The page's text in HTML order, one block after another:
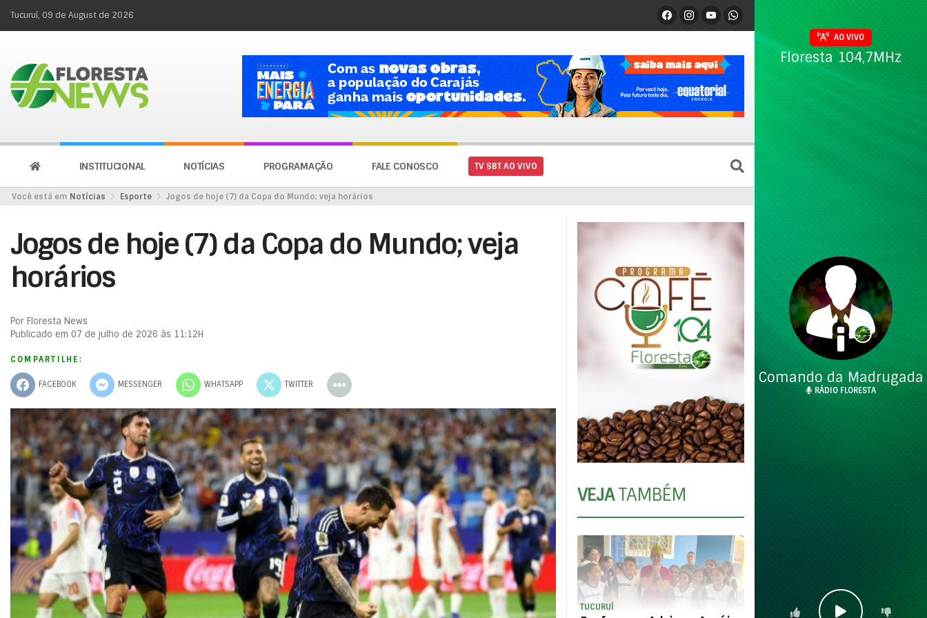
Tucuruí, 09 de August de 2026
INSTITUCIONAL NOTÍCIAS PROGRAMAÇÃO FALE CONOSCO TV SBT AO VIVO
Você está em Notícias Esporte Jogos de hoje (7) da Copa do Mundo; veja horários
Jogos de hoje (7) da Copa do Mundo; veja
horários
Por Floresta News
Publicado em 07 de julho de 2026 às 11:12H
COMPARTILHE:
FACEBOOK MESSENGER WHATSAPP TWITTER
VEJATAMBÉM
TUCURUÍ
AO VIVO
Floresta 104,7MHz
Comando da Madrugada
RÁDIO FLORESTA